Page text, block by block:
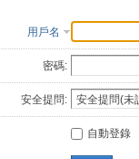
用戶名
密碼:
安全提問:
自動登錄